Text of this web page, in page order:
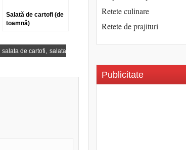
Salată de cartofi (de
toamnă)
salata de cartofi, salata
Retete culinare
Retete de prajituri
Publicitate